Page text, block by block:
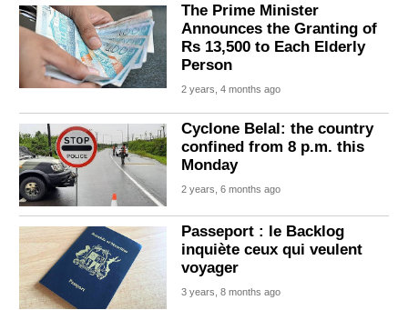
The Prime Minister
Announces the Granting of
Rs 13,500 to Each Elderly
Person
2 years, 4 months ago
Cyclone Belal: the country
confined from 8 p.m. this
Monday
2 years, 6 months ago
Passeport : le Backlog
inquiète ceux qui veulent
voyager
3 years, 8 months ago